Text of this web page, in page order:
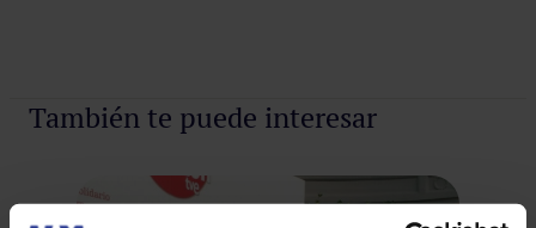
También te puede interesar